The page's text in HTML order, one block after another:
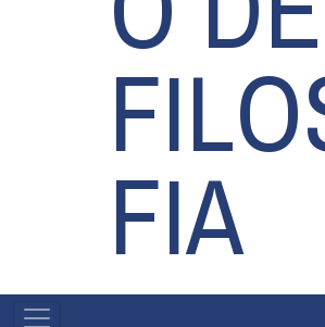
FIA
#MENU